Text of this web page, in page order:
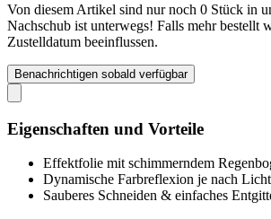
Von diesem Artikel sind nur noch 0 Stück in
Nachschub ist unterwegs! Falls mehr bestellt
Zustelldatum beeinflussen.
Benachrichtigen sobald verfügbar
Eigenschaften und Vorteile
Effektfolie mit schimmerndem
Dynamische Farbreflexion je nach
Sauberes Schneiden & einfaches